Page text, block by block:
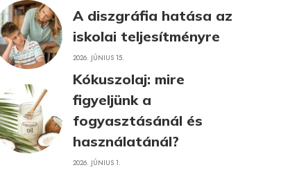
A diszgráfia hatása az
iskolai teljesítményre
2026. JÚNIUS 15.
Kókuszolaj: mire
figyeljünk a
fogyasztásánál és
használatánál?
2026. JÚNIUS 1.